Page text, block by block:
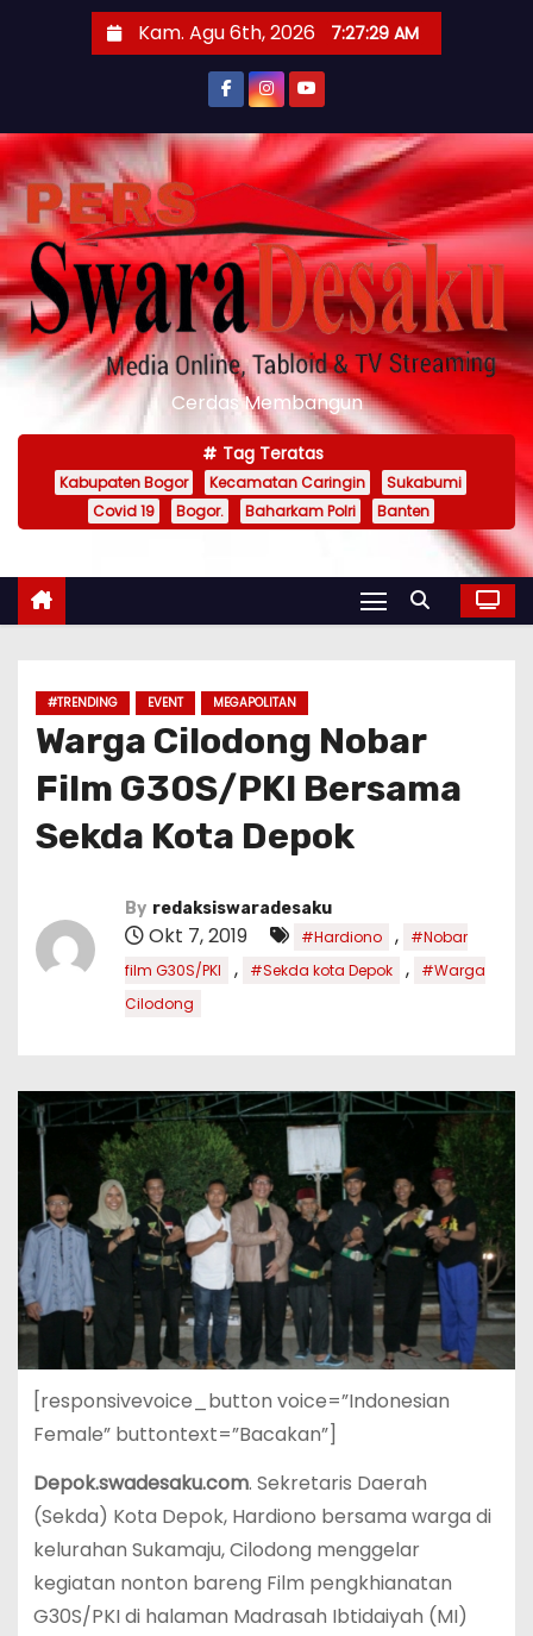
t
o
c
o
n
t
e
Kam. Agu 6th, 2026 7:27:30 AM
Cerdas Membangun
Tag Teratas
Kabupaten Bogor Kecamatan Caringin
Sukabumi
Covid 19
Bogor. Baharkam Polri Banten
#TRENDING EVENT MEGAPOLITAN
Warga Cilodong Nobar
Film G30S/PKI Bersama
Sekda Kota Depok
By redaksiswaradesaku
Okt 7, 2019 #Hardiono ,
#Nobar
film G30S/PKI
, #Sekda kota Depok ,
#Warga
Cilodong
[responsivevoice_button voice=”Indonesian
Female” buttontext=”Bacakan”]
Depok.swadesaku.com. Sekretaris Daerah
(Sekda) Kota Depok, Hardiono bersama warga di
kelurahan Sukamaju, Cilodong menggelar
kegiatan nonton bareng Film pengkhianatan
G30S/PKI di halaman Madrasah Ibtidaiyah (MI)